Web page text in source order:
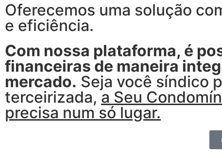
Oferecemos uma solução
e eficiência.
Com nossa plataforma, é
financeiras de maneira
mercado. Seja você síndico
terceirizada, a Seu
precisa num só lugar.